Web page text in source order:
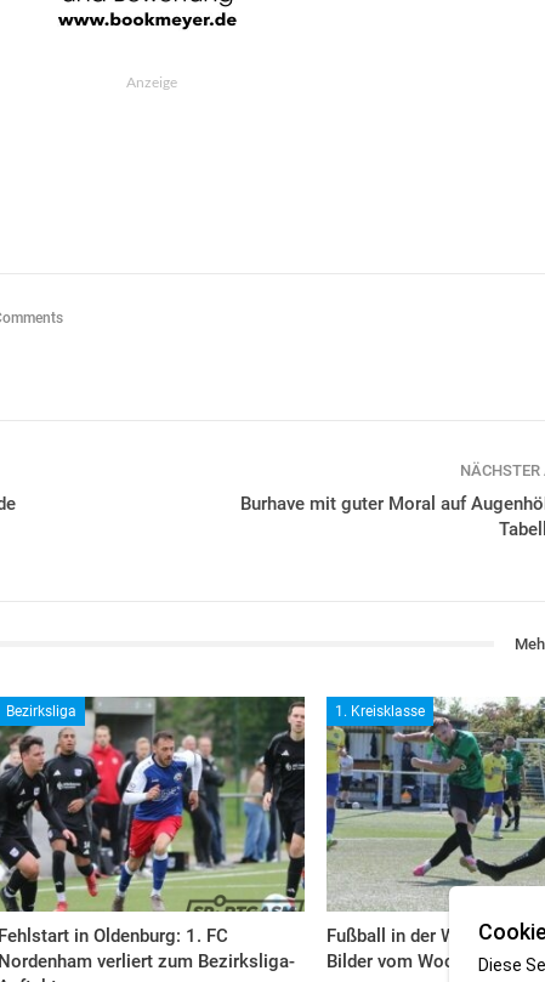
Anzeige
Burhave mit guter Moral auf
Bezirksliga
Fehlstart in Oldenburg: 1. FC
Nordenham verliert zum Bezirksliga-
1. Kreisklasse
Fußball in der
Bilder vom Wochenende
Diese